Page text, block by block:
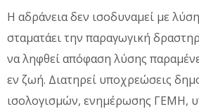
Η αδράνεια δεν ισοδυναμεί με
σταματάει την παραγωγική
να ληφθεί απόφαση λύσης
εν ζωή. Διατηρεί υποχρεώσεις
ισολογισμών, ενημέρωσης ΓΕΜΗ,